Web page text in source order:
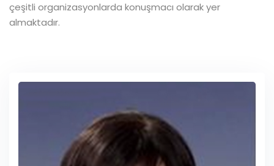
çeşitli organizasyonlarda konuşmacı olarak yer
almaktadır.